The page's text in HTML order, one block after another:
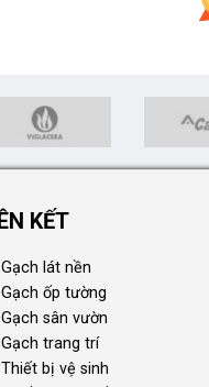
KẾT
Gạch lát nền
Gạch ốp tường
Gạch sân vườn
Gạch trang trí
Thiết bị vệ sinh